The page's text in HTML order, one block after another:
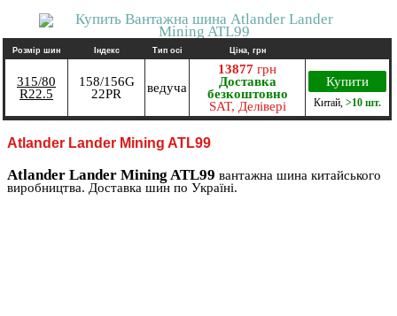
Atlander Lander Mining ATL99
Atlander Lander Mining ATL99 вантажна шина китайського
виробництва. Доставка шин по Україні.
Розмір шин Індекс Тип осі Ціна, грн
315/80
R22.5
158/156G
22PR
ведуча
13877 грн
Доставка
безкоштовно
SAT, Делівері
Купити
Китай >10 шт.